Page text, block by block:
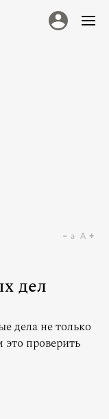
a A
дел
дела не только
проверить